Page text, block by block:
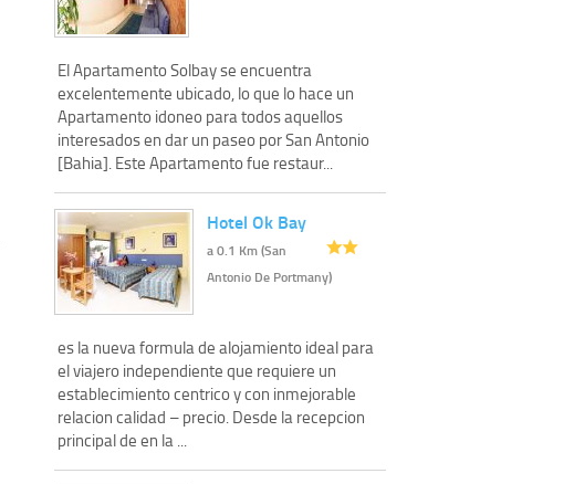
El Apartamento Solbay se encuentra
excelentemente ubicado, lo que lo hace un
Apartamento idoneo para todos aquellos
interesados en dar un paseo por San Antonio
[Bahia]. Este Apartamento fue restaur...
Hotel Ok Bay
a 0.1 Km (San
Antonio De Portmany)
es la nueva formula de alojamiento ideal para
el viajero independiente que requiere un
establecimiento centrico y con inmejorable
relacion calidad – precio. Desde la recepcion
principal de en la ...